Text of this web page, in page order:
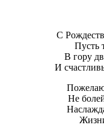
С
Пусть
В гору
И
Пожелаю
Не